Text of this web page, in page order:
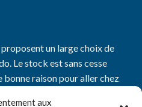
aux
un large choix de
Le stock est sans cesse
bonne raison pour aller chez